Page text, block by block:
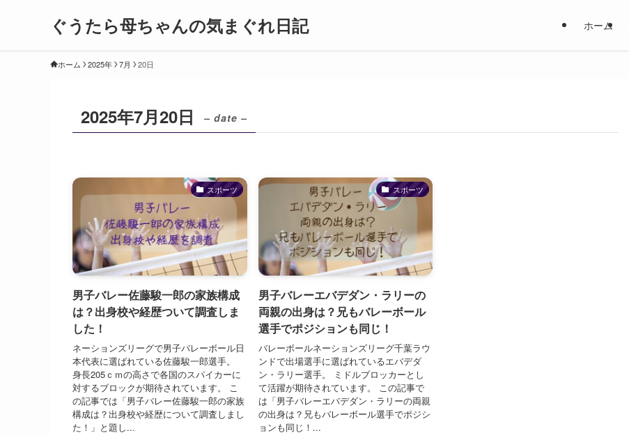
ぐうたら母ちゃんの気まぐれ日記 ホーム
ホーム 2025年 7月 20日
2025年7月20日 – date –
スポーツ
男子バレー佐藤駿一郎の家族構成
は？出身校や経歴ついて調査しま
した！
ネーションズリーグで男子バレーボール日
本代表に選ばれている佐藤駿一郎選手。
身長205ｃｍの高さで各国のスパイカーに
対するブロックが期待されています。 こ
の記事では「男子バレー佐藤駿一郎の家族
構成は？出身校や経歴について調査しまし
た！」と題し...
スポーツ
男子バレーエバデダン・ラリーの
両親の出身は？兄もバレーボール
選手でポジションも同じ！
バレーボールネーションズリーグ千葉ラウ
ンドで出場選手に選ばれているエバデダ
ン・ラリー選手。 ミドルブロッカーとし
て活躍が期待されています。 この記事で
は「男子バレーエバデダン・ラリーの両親
の出身は？兄もバレーボール選手でポジシ
ョンも同じ！...